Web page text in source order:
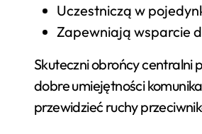
Uczestniczą w
Zapewniają wsparcie
Skuteczni obrońcy centralni
dobre umiejętności
przewidzieć ruchy